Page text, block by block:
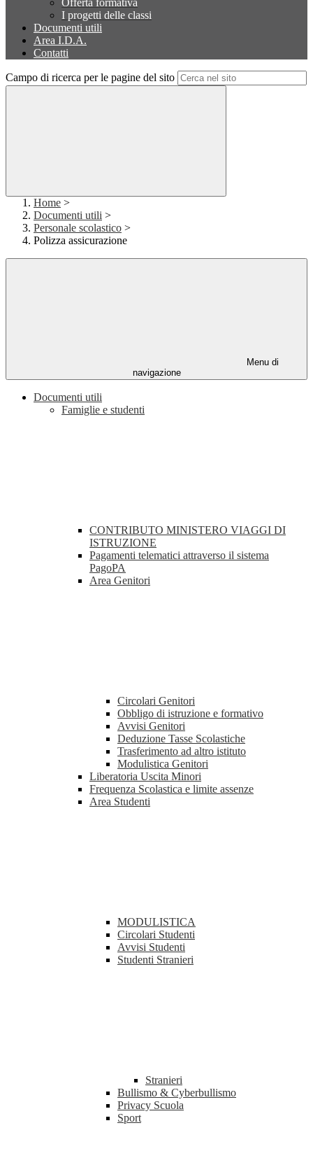
Offerta formativa
I progetti delle classi
Documenti utili
Area I.D.A.
Contatti
Campo di ricerca per le pagine del sito
Home >
Documenti utili >
Personale scolastico >
Polizza assicurazione
Menu di
navigazione
Documenti utili
Famiglie e studenti
CONTRIBUTO MINISTERO VIAGGI DI
ISTRUZIONE
Pagamenti telematici attraverso il sistema
PagoPA
Area Genitori
Circolari Genitori
Obbligo di istruzione e formativo
Avvisi Genitori
Deduzione Tasse Scolastiche
Trasferimento ad altro istituto
Modulistica Genitori
Liberatoria Uscita Minori
Frequenza Scolastica e limite assenze
Area Studenti
MODULISTICA
Circolari Studenti
Avvisi Studenti
Studenti Stranieri
Stranieri
Bullismo & Cyberbullismo
Privacy Scuola
Sport